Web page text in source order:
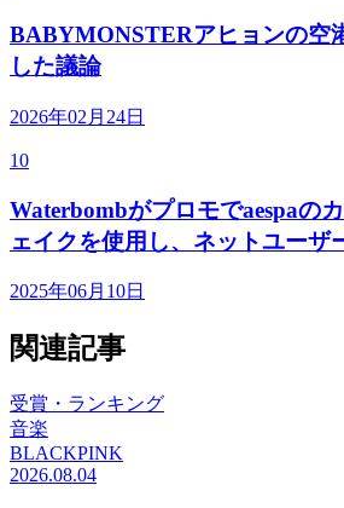
BABYMONSTERアヒョンの空
した議論
2026年02月24日
10
Waterbombがプロモでaespaの
ェイクを使用し、ネットユーザ
2025年06月10日
関連記事
受賞・ランキング
音楽
BLACKPINK
2026.08.04